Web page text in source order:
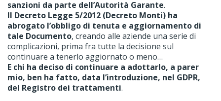
sanzioni da parte dell’Autorità Garante.
Il Decreto Legge 5/2012 (Decreto Monti) ha
abrogato l’obbligo di tenuta e aggiornamento di
tale Documento, creando alle aziende una serie di
complicazioni, prima fra tutte la decisione sul
continuare a tenerlo aggiornato o meno…
E chi ha deciso di continuare a adottarlo, a parer
mio, ben ha fatto, data l’introduzione, nel GDPR,
del Registro dei trattamenti.